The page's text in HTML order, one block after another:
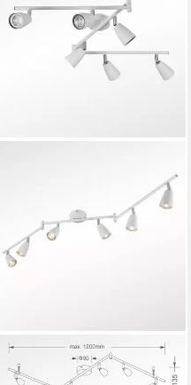
IMPTS
LED Deckenspots